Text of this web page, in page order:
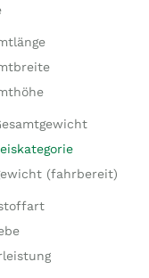
(fahrbereit)